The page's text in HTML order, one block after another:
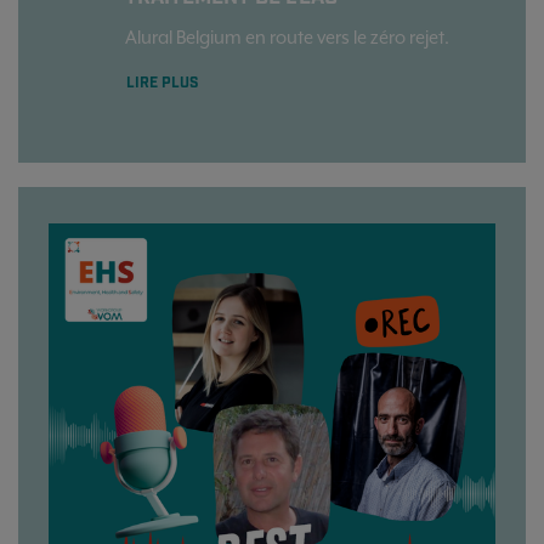
Alural Belgium en route vers le zéro rejet.
LIRE PLUS